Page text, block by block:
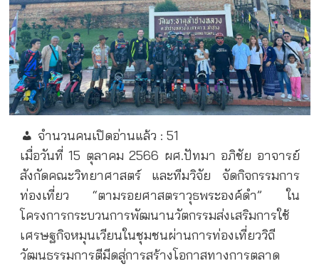
จำนวนคนเปิดอ่านแล้ว : 51
เมื่อวันที่ 15 ตุลาคม 2566 ผศ.ปัทมา อภิชัย อาจารย์
สังกัดคณะวิทยาศาสตร์ และทีมวิจัย จัดกิจกรรมการ
ท่องเที่ยว “ตามรอยศาสตราวุธพระองค์ดำ” ใน
โครงการกระบวนการพัฒนานวัตกรรมส่งเสริมการใช้
เศรษฐกิจหมุนเวียนในชุมชนผ่านการท่องเที่ยววิถี
วัฒนธรรมการตีมีดสู่การสร้างโอกาสทางการตลาด